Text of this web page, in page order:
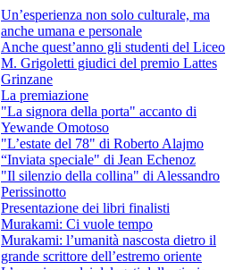
Un’esperienza non solo culturale, ma
anche umana e personale
Anche quest’anno gli studenti del Liceo
M. Grigoletti giudici del premio Lattes
Grinzane
La premiazione
"La signora della porta" accanto di
Yewande Omotoso
"L’estate del 78" di Roberto Alajmo
“Inviata speciale" di Jean Echenoz
"Il silenzio della collina" di Alessandro
Perissinotto
Presentazione dei libri finalisti
Murakami: Ci vuole tempo
Murakami: l’umanità nascosta dietro il
grande scrittore dell’estremo oriente